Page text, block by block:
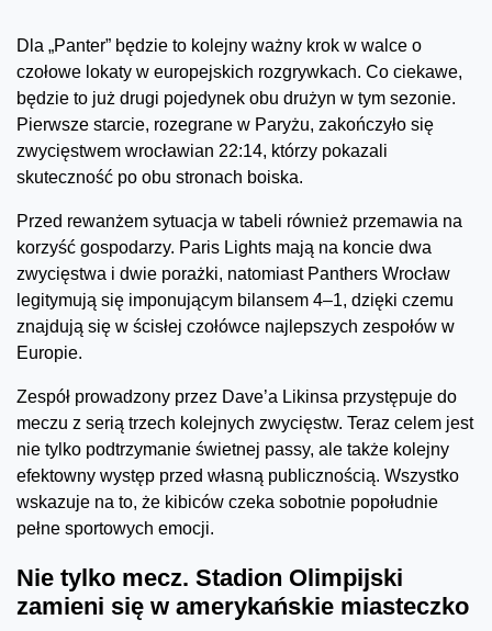
Dla „Panter” będzie to kolejny ważny krok w walce o
czołowe lokaty w europejskich rozgrywkach. Co ciekawe,
będzie to już drugi pojedynek obu drużyn w tym sezonie.
Pierwsze starcie, rozegrane w Paryżu, zakończyło się
zwycięstwem wrocławian 22:14, którzy pokazali
skuteczność po obu stronach boiska.
Przed rewanżem sytuacja w tabeli również przemawia na
korzyść gospodarzy. Paris Lights mają na koncie dwa
zwycięstwa i dwie porażki, natomiast Panthers Wrocław
legitymują się imponującym bilansem 4–1, dzięki czemu
znajdują się w ścisłej czołówce najlepszych zespołów w
Europie.
Zespół prowadzony przez Dave’a Likinsa przystępuje do
meczu z serią trzech kolejnych zwycięstw. Teraz celem jest
nie tylko podtrzymanie świetnej passy, ale także kolejny
efektowny występ przed własną publicznością. Wszystko
wskazuje na to, że kibiców czeka sobotnie popołudnie
pełne sportowych emocji.
Nie tylko mecz. Stadion Olimpijski
zamieni się w amerykańskie miasteczko